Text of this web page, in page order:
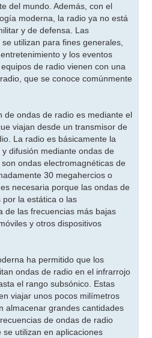
del mundo. Además, con el
moderna, la radio ya no está
y de defensa. Las
utilizan para fines generales,
y los eventos
de radio vienen con una
que se conoce comúnmente
de ondas de radio es mediante el
viajan desde un transmisor de
La radio es básicamente la
difusión mediante ondas de
ondas electromagnéticas de
30 megahercios o
necesaria porque las ondas de
la estática o las
de las frecuencias más bajas
y otros dispositivos
ha permitido que los
ondas de radio en el infrarrojo
el rango subsónico. Estas
viajar unos pocos milímetros
almacenar grandes cantidades
de ondas de radio
se utilizan en aplicaciones